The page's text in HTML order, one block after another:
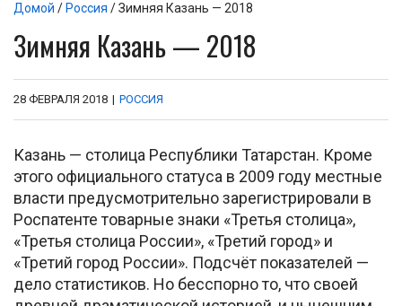
Домой / Россия / Зимняя Казань — 2018
Зимняя Казань — 2018
28 ФЕВРАЛЯ 2018 | РОССИЯ
Казань — столица Республики Татарстан. Кроме
этого официального статуса в 2009 году местные
власти предусмотрительно зарегистрировали в
Роспатенте товарные знаки «Третья столица»,
«Третья столица России», «Третий город» и
«Третий город России». Подсчёт показателей —
дело статистиков. Но бесспорно то, что своей